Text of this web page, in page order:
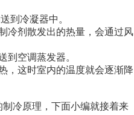
到冷凝器中。
冷剂散发出的热量，会通过风
到空调蒸发器。
，这时室内的温度就会逐渐降
冷原理，下面小编就接着来